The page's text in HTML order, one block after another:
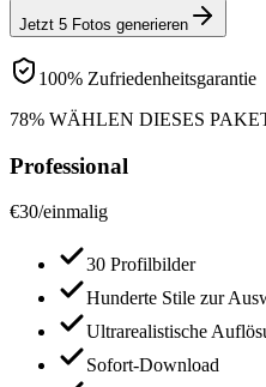
Jetzt 5 Fotos generieren
100% Zufriedenheitsgarantie
78% WÄHLEN DIESES
Professional
€30/einmalig
30 Profilbilder
Hunderte Stile zur
Ultrarealistische
Sofort-Download